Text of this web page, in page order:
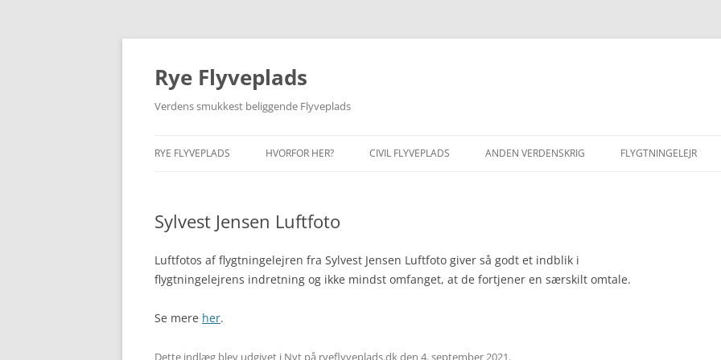
Hop
Rye Flyveplads
Verdens smukkest beliggende Flyveplads
RYE FLYVEPLADS
FIND VEJ
KÆRT BARN…
HVORFOR HER?
GUNNAR LARSEN
CIVIL FLYVEPLADS
VINTEREN 1942
LUFTPOST
SUCCES ELLER FIASKO?
ANDEN VERDENSKRIG
RAF LUFTANGREB
FLYGTNINGELEJR
OPRYDNING
Sylvest Jensen Luftfoto
Luftfotos af flygtningelejren fra Sylvest Jensen Luftfoto giver så godt et indblik i
flygtningelejrens indretning og ikke mindst omfanget, at de fortjener en særskilt omtale.
Se mere her.
Dette indlæg blev udgivet i Nyt på ryeflyveplads.dkden 4. september 2021.